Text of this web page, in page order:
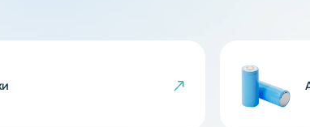
показателем ненадлежащего качества товара.